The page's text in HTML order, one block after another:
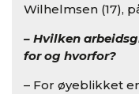
Wilhelmsen (17),
– Hvilken
for og hvorfor?
– For øyeblikket